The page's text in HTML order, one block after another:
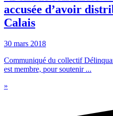
accusée d’avoir
Calais
30 mars 2018
Communiqué du collectif
est membre, pour soutenir ...
»